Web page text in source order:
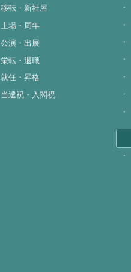
移転・新社屋
上場・周年
公演・出展
栄転・退職
就任・昇格
当選祝・入閣祝